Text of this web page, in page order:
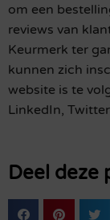
om een
reviews van
Keurmerk ter
kunnen zich
website is te
LinkedIn,
Deel deze